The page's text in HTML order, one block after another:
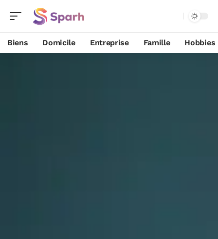
Biens Domicile Entreprise Famille Hobbies